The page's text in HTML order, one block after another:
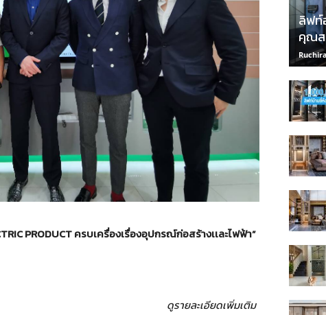
PRODUCT ครบเครื่องเรื่องอุปกรณ์ก่อสร้างเเละไฟฟ้า”
ดูรายละเอียดเพิ่มเติม
ลิฟท์
คุณส
Ruchira